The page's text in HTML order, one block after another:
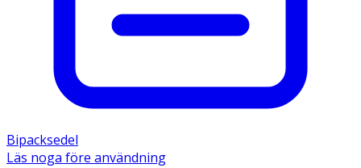
Bipacksedel
Läs noga före användning